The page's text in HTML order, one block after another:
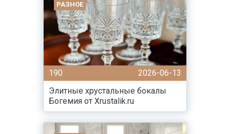
РАЗНОЕ
190
2026-06-13
Элитные хрустальные бокалы
Богемия от Xrustalik.ru